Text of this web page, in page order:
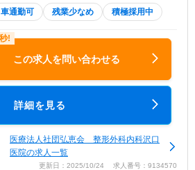
車通勤可 残業少なめ 積極採用中
この求人を問い合わせる
詳細を見る
医療法人社団弘恵会 整形外科内科沢口
医院の求人一覧
更新日：2025/10/24 求人番号：9134570